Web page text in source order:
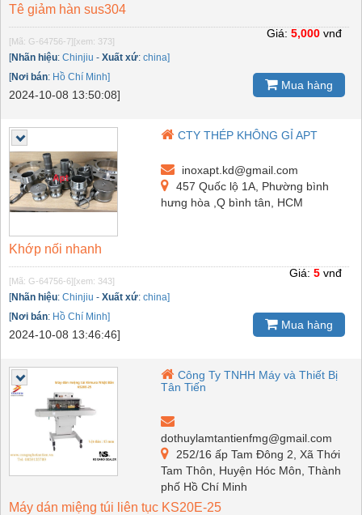
Tê giảm hàn sus304
[Mã: G-64756-7][xem: 373]
[Nhãn hiệu: Chinjiu - Xuất xứ: china]
[Nơi bán: Hồ Chí Minh]
2024-10-08 13:50:08]
Giá: 5,000 vnđ
Mua hàng
CTY THÉP KHÔNG GỈ APT
inoxapt.kd@gmail.com
457 Quốc lộ 1A, Phường bình
hưng hòa ,Q bình tân, HCM
Khớp nối nhanh
[Mã: G-64756-6][xem: 343]
[Nhãn hiệu: Chinjiu - Xuất xứ: china]
[Nơi bán: Hồ Chí Minh]
2024-10-08 13:46:46]
Giá: 5 vnđ
Mua hàng
Công Ty TNHH Máy và Thiết Bị
Tân Tiến
dothuylamtantienfmg@gmail.com
252/16 ấp Tam Đông 2, Xã Thới
Tam Thôn, Huyện Hóc Môn, Thành
phố Hồ Chí Minh
Máy dán miệng túi liên tục KS20E-25